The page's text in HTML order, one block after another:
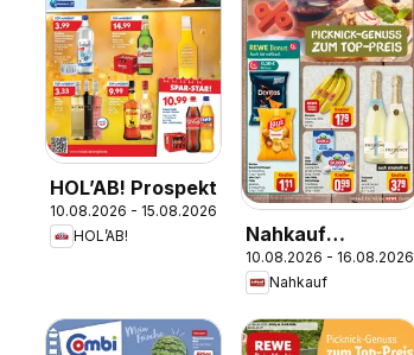
HOL’AB! Prospekt
10.08.2026 - 15.08.2026
HOL’AB!
Nahkauf
Prospekt
10.08.2026 - 16.08.2026
Nahkauf